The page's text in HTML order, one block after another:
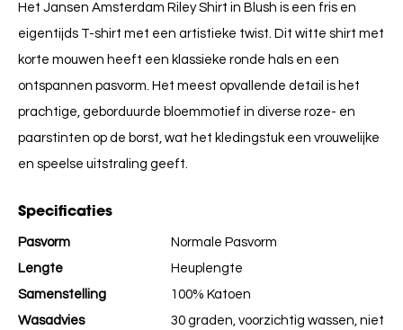
Het Jansen Amsterdam Riley Shirt in Blush is een fris en
eigentijds T-shirt met een artistieke twist. Dit witte shirt met
korte mouwen heeft een klassieke ronde hals en een
ontspannen pasvorm. Het meest opvallende detail is het
prachtige, geborduurde bloemmotief in diverse roze- en
paarstinten op de borst, wat het kledingstuk een vrouwelijke
en speelse uitstraling geeft.
Specificaties
Pasvorm
Normale Pasvorm
Lengte
Heuplengte
Samenstelling
100% Katoen
Wasadvies
30 graden, voorzichtig wassen, niet